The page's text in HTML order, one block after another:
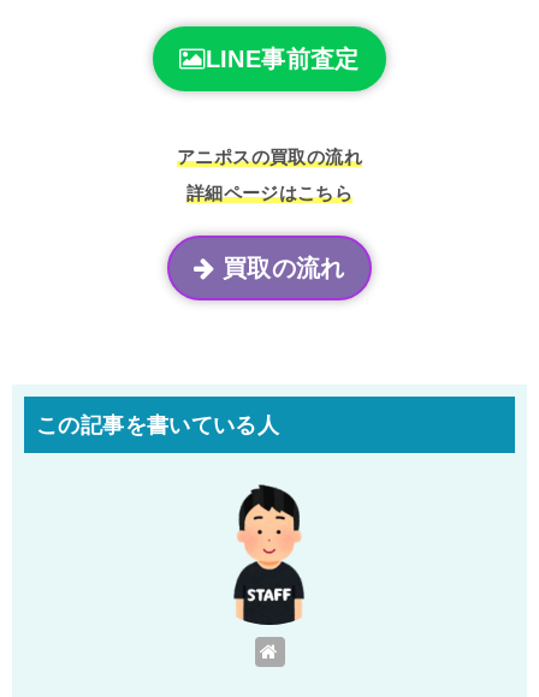
LINE事前査定
アニポスの買取の流れ
詳細ページはこちら
買取の流れ
この記事を書いている人